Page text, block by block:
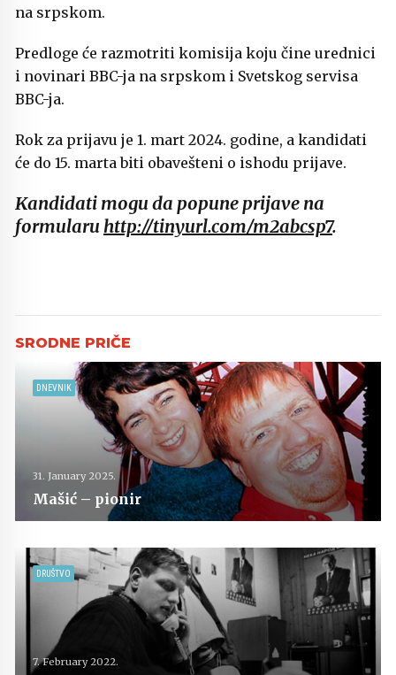
na srpskom.
Predloge će razmotriti komisija koju čine urednici
i novinari BBC-ja na srpskom i Svetskog servisa
BBC-ja.
Rok za prijavu je 1. mart 2024. godine, a kandidati
će do 15. marta biti obavešteni o ishodu prijave.
Kandidati mogu da popune prijave na
formularuhttp://tinyurl.com/m2abcsp7.
DNEVNIK
31. January 2025.
Mašić – pionir
DRUŠTVO
7. February 2022.